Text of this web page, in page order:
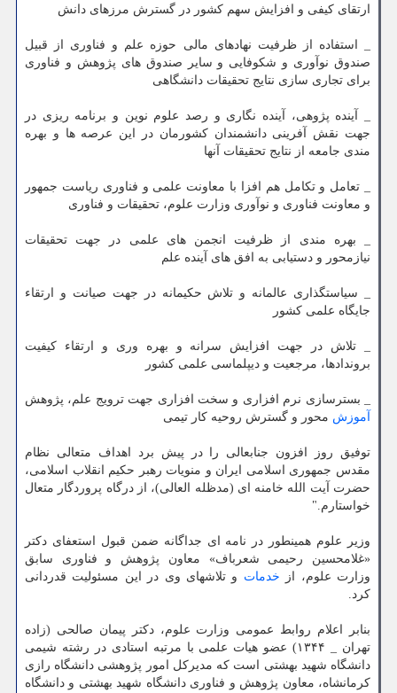
ارتقای کیفی و افزایش سهم کشور در گسترش مرزهای دانش
_ استفاده از ظرفیت نهادهای مالی حوزه علم و فناوری از قبیل
صندوق نوآوری و شکوفایی و سایر صندوق های پژوهش و فناوری
برای تجاری سازی نتایج تحقیقات دانشگاهی
_ آینده پژوهی، آینده نگاری و رصد علوم نوین و برنامه ریزی در
جهت نقش آفرینی دانشمندان کشورمان در این عرصه ها و بهره
مندی جامعه از نتایج تحقیقات آنها
_ تعامل و تکامل هم افزا با معاونت علمی و فناوری ریاست جمهور
و معاونت فناوری و نوآوری وزارت علوم، تحقیقات و فناوری
_ بهره مندی از ظرفیت انجمن های علمی در جهت تحقیقات
نیازمحور و دستیابی به افق های آینده علم
_ سیاستگذاری عالمانه و تلاش حکیمانه در جهت صیانت و ارتقاء
جایگاه علمی کشور
_ تلاش در جهت افزایش سرانه و بهره وری و ارتقاء کیفیت
بروندادها، مرجعیت و دیپلماسی علمی کشور
_ بسترسازی نرم افزاری و سخت افزاری جهت ترویج علم، پژوهش
آموزش محور و گسترش روحیه کار تیمی
توفیق روز افزون جنابعالی را در پیش برد اهداف متعالی نظام
مقدس جمهوری اسلامی ایران و منویات رهبر حکیم انقلاب اسلامی،
حضرت آیت الله خامنه ای (مدظله العالی)، از درگاه پروردگار متعال
خواستارم."
وزیر علوم همینطور در نامه ای جداگانه ضمن قبول استعفای دکتر
«غلامحسین رحیمی شعرباف» معاون پژوهش و فناوری سابق
وزارت علوم، از خدمات و تلاشهای وی در این مسئولیت قدردانی
کرد.
بنابر اعلام روابط عمومی وزارت علوم، دکتر پیمان صالحی (زاده
تهران _ ۱۳۴۴) عضو هیات علمی با مرتبه استادی در رشته شیمی
دانشگاه شهید بهشتی است که مدیرکل امور پژوهشی دانشگاه رازی
کرمانشاه، معاون پژوهش و فناوری دانشگاه شهید بهشتی و دانشگاه